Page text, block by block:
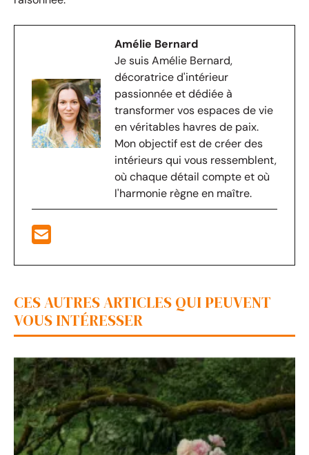
Amélie Bernard
Je suis Amélie Bernard,
décoratrice d'intérieur
passionnée et dédiée à
transformer vos espaces de vie
en véritables havres de paix.
Mon objectif est de créer des
intérieurs qui vous ressemblent,
où chaque détail compte et où
l'harmonie règne en maître.
CES AUTRES ARTICLES QUI PEUVENT
VOUS INTÉRESSER